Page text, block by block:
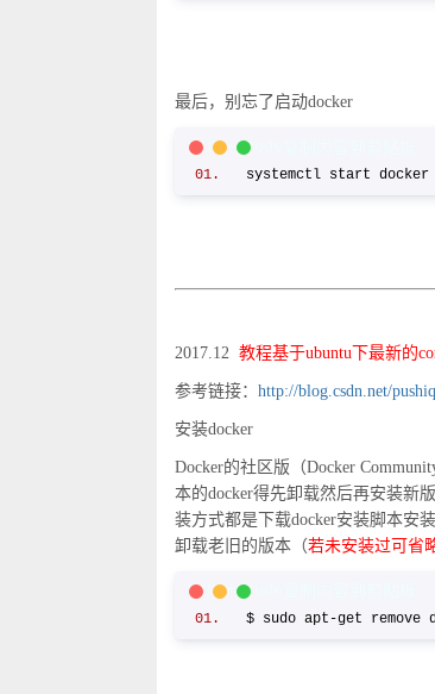
最后，别忘了启动docker
C/C++ Code
systemctl start
2017.12 教程基于ubuntu下最新的
参考链接： http://blog.csdn.net/
安装docker
Docker的社区版（Docker
本的docker得先卸载然后再安装新
装方式都是下载docker安装脚本安装
卸载老旧的版本（若未安装过可省
C/C++ Code
$ sudo apt-get remove